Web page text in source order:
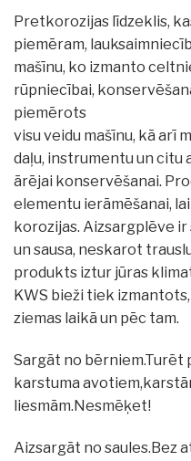
Pretkorozijas līdzeklis,
piemēram,
mašīnu, ko izmanto
rūpniecībai,
piemērots
visu veidu mašīnu, kā arī
daļu, instrumentu un citu
ārējai konservēšanai.
elementu ierāmēšanai,
korozijas. Aizsargplēve
un sausa, neskarot
produkts iztur jūras
KWS bieži tiek
ziemas laikā un pēc tam.
Sargāt no bērniem.Turēt
karstuma
liesmām.Nesmēķet!
Aizsargāt no saules.Bez